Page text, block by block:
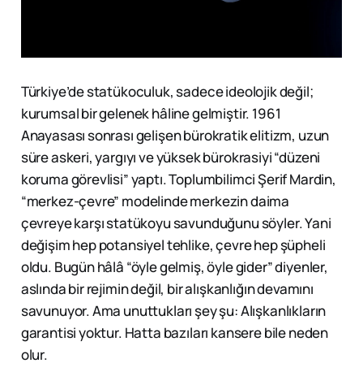
Türkiye’de statükoculuk, sadece ideolojik değil;
kurumsal bir gelenek hâline gelmiştir. 1961
Anayasası sonrası gelişen bürokratik elitizm, uzun
süre askeri, yargıyı ve yüksek bürokrasiyi “düzeni
koruma görevlisi” yaptı. Toplumbilimci Şerif Mardin,
“merkez-çevre” modelinde merkezin daima
çevreye karşı statükoyu savunduğunu söyler. Yani
değişim hep potansiyel tehlike, çevre hep şüpheli
oldu. Bugün hâlâ “öyle gelmiş, öyle gider” diyenler,
aslında bir rejimin değil, bir alışkanlığın devamını
savunuyor. Ama unuttukları şey şu: Alışkanlıkların
garantisi yoktur. Hatta bazıları kansere bile neden
olur.